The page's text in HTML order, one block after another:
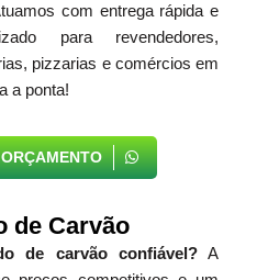
com entrega rápida e
para revendedores,
pizzarias e comércios em
a ponta!
de Carvão
de carvão confiável?A